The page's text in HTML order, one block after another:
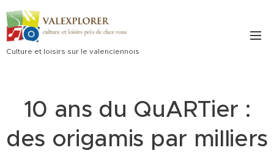
Culture et loisirs sur le valenciennois
10 ans du QuARTier :
des origamis par milliers